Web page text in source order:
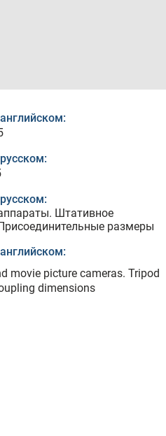
Штативное
размеры
movie picture cameras. Tripod
dimensions